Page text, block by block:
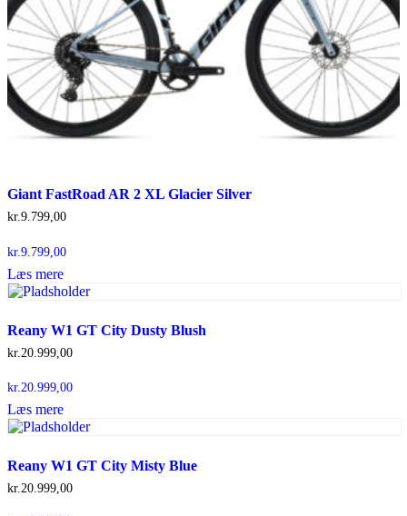
Giant FastRoad AR 2 XL Glacier Silver
kr. 9.799,00
kr. 9.799,00
Læs mere
Reany W1 GT City Dusty Blush
kr. 20.999,00
kr.20.999,00
Læs mere
Reany W1 GT City Misty Blue
kr.20.999,00